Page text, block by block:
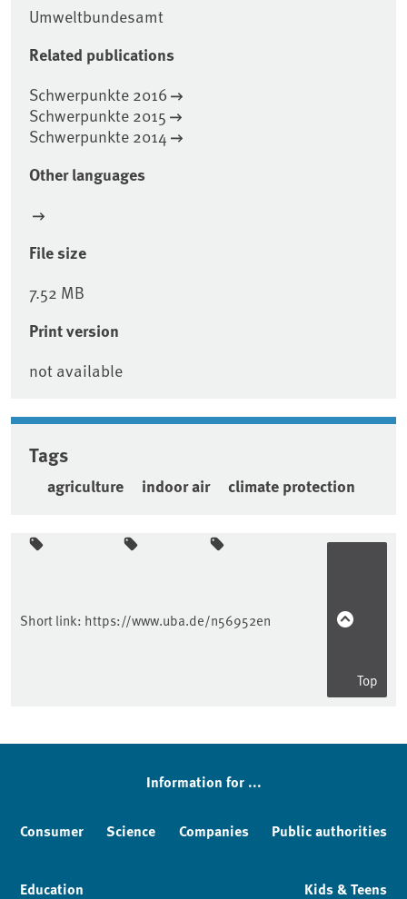
Umweltbundesamt
Related publications
Schwerpunkte 2016
Schwerpunkte 2015
Schwerpunkte 2014
Other languages
File size
7.52 MB
Print version
not available
Tags
agriculture indoor air climate protection
Sidebar
Short link: https://www.uba.de/n56952en
Top
Information for ...
Consumer Science Companies Public authorities
Education Kids & Teens